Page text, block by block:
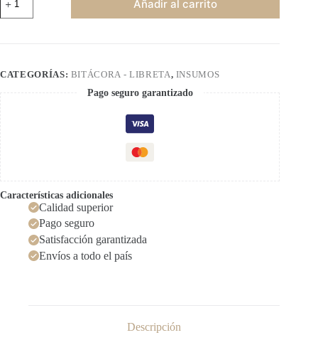
transparente
A6
Añadir al carrito
CATEGORÍAS: BITÁCORA - LIBRETA, INSUMOS
Pago seguro garantizado
Características adicionales
Calidad superior
Pago seguro
Satisfacción garantizada
Envíos a todo el país
Descripción